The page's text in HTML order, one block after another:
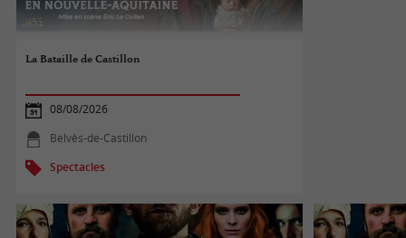
La Bataille de Castillon
08/08/2026
Belvès-de-Castillon
Spectacles